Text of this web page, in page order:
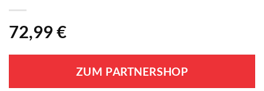
72,99 €
ZUM PARTNERSHOP